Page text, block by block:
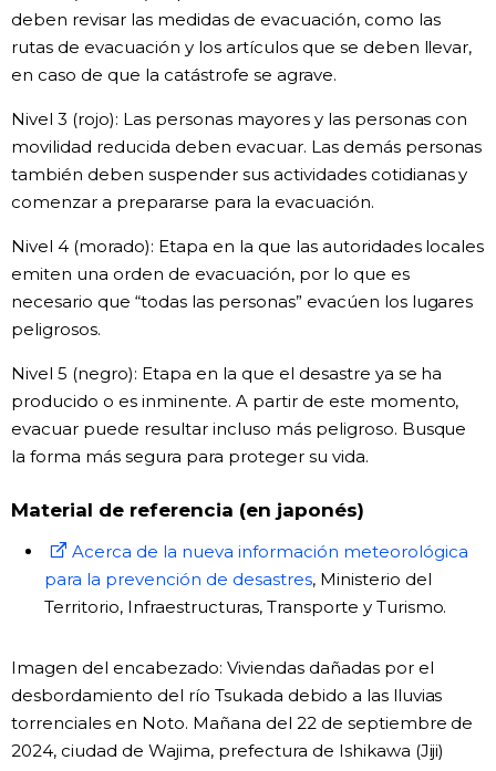
deben revisar las medidas de evacuación, como las
rutas de evacuación y los artículos que se deben llevar,
en caso de que la catástrofe se agrave.
Nivel 3 (rojo): Las personas mayores y las personas con
movilidad reducida deben evacuar. Las demás personas
también deben suspender sus actividades cotidianas y
comenzar a prepararse para la evacuación.
Nivel 4 (morado): Etapa en la que las autoridades locales
emiten una orden de evacuación, por lo que es
necesario que “todas las personas” evacúen los lugares
peligrosos.
Nivel 5 (negro): Etapa en la que el desastre ya se ha
producido o es inminente. A partir de este momento,
evacuar puede resultar incluso más peligroso. Busque
la forma más segura para proteger su vida.
Material de referencia (en japonés)
Acerca de la nueva información meteorológica
para la prevención de desastres, Ministerio del
Territorio, Infraestructuras, Transporte y Turismo.
Imagen del encabezado: Viviendas dañadas por el
desbordamiento del río Tsukada debido a las lluvias
torrenciales en Noto. Mañana del 22 de septiembre de
2024, ciudad de Wajima, prefectura de Ishikawa (Jiji)